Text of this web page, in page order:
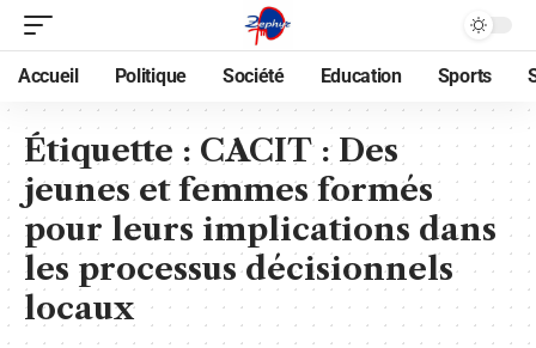
Accueil Politique Société Education Sports
Étiquette : CACIT : Des
jeunes et femmes formés
pour leurs implications dans
les processus décisionnels
locaux